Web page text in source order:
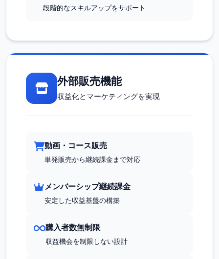
段階的なスキルアップをサポート
外部販売機能
収益化とマーケティングを実現
動画・コース販売
単発販売から継続課金まで対応
メンバーシップ継続課金
安定した収益基盤の構築
購入者数無制限
収益機会を制限しない設計